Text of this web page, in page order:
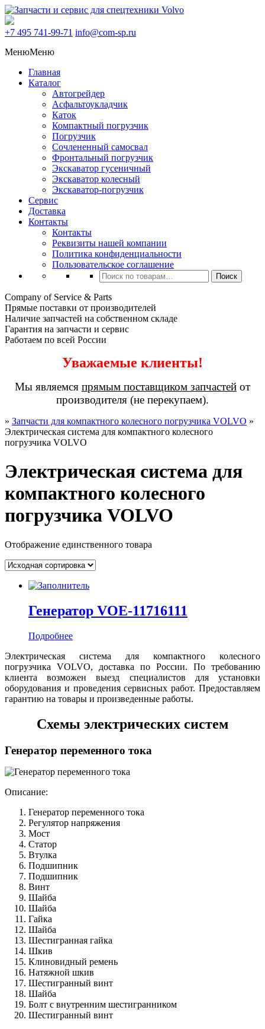
+7 495 741-99-71 info@com-sp.ru
МенюМеню
Главная
Каталог
Автогрейдер
Асфальтоукладчик
Каток
Компактный погрузчик
Погрузчик
Сочлененный самосвал
Фронтальный погрузчик
Экскаватор гусеничный
Экскаватор колесный
Экскаватор-погрузчик
Сервис
Доставка
Контакты
Контакты
Реквизиты нашей компании
Политика конфиденциальности
Пользовательское соглашение
Искать:
Поиск
Company of Service & Parts
Прямые поставки от производителей
Наличие запчастей на собственном складе
Гарантия на запчасти и сервис
Работаем по всей России
Уважаемые клиенты!
Мы являемся прямым поставщиком запчастей от
производителя (не перекупаем).
» Запчасти для компактного колесного погрузчика VOLVO »
Электрическая система для компактного колесного
погрузчика VOLVO
Электрическая система для
компактного колесного
погрузчика VOLVO
Отображение единственного товара
Генератор VOE-11716111
Подробнее
Электрическая система для компактного колесного
погрузчика VOLVO, доставка по России. По требованию
клиента возможен выезд специалистов для установки
оборудования и проведения сервисных работ. Предоставляем
гарантию на товары и произведенные работы.
Схемы электрических систем
Генератор переменного тока
Описание:
Генератор переменного тока
Регулятор напряжения
Мост
Статор
Втулка
Подшипник
Подшипник
Винт
Шайба
Шайба
Гайка
Шайба
Шестигранная гайка
Шкив
Клиновидный ремень
Натяжной шкив
Шестигранный винт
Шайба
Болт с внутренним шестигранником
Шестигранный винт